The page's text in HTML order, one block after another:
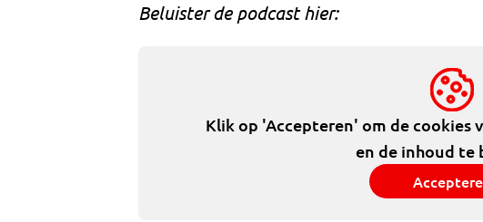
Beluister de podcast hier:
Klik op 'Accepteren' om de cookies
en de inhoud te